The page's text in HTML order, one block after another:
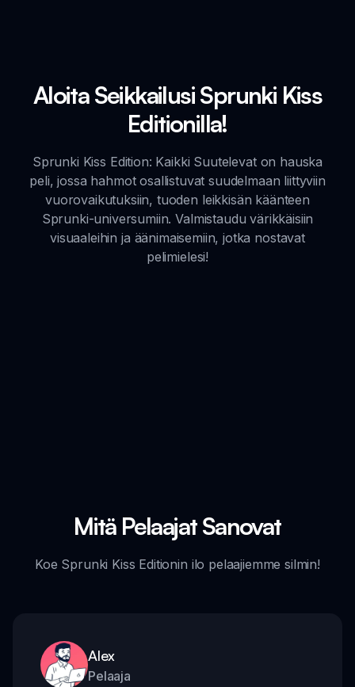
Aloita Seikkailusi Sprunki Kiss
Editionilla!
Sprunki Kiss Edition: Kaikki Suutelevat on hauska
peli, jossa hahmot osallistuvat suudelmaan liittyviin
vuorovaikutuksiin, tuoden leikkisän käänteen
Sprunki-universumiin. Valmistaudu värikkäisiin
visuaaleihin ja äänimaisemiin, jotka nostavat
pelimielesi!
Mitä Pelaajat Sanovat
Koe Sprunki Kiss Editionin ilo pelaajiemme silmin!
Alex
Pelaaja